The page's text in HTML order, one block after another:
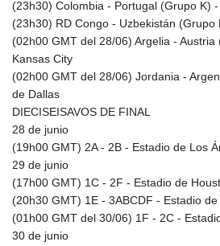
BTN
BWP
BYN
CLF
CLP
(23h30) Colombia - Portugal (Grupo K)
(23h30) RD Congo - Uzbekistán (Grupo
(02h00 GMT del 28/06) Argelia -
Kansas City
(02h00 GMT del 28/06) Jordania -
de Dallas
DIECISEISAVOS DE FINAL
28 de junio
(19h00 GMT) 2A - 2B - Estadio de Los
29 de junio
(17h00 GMT) 1C - 2F - Estadio de
(20h30 GMT) 1E - 3ABCDF - Estadio
(01h00 GMT del 30/06) 1F - 2C -
30 de junio